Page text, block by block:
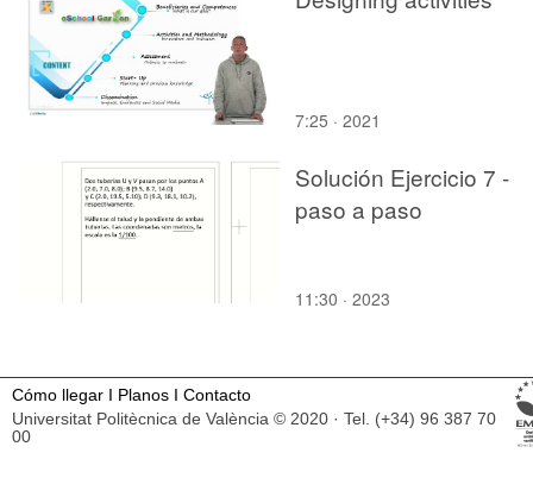
7:25 · 2021
Solución Ejercicio 7 -
paso a paso
11:30 · 2023
Cómo llegar I Planos I Contacto
Universitat Politècnica de València © 2020 · Tel. (+34) 96 387 70
00